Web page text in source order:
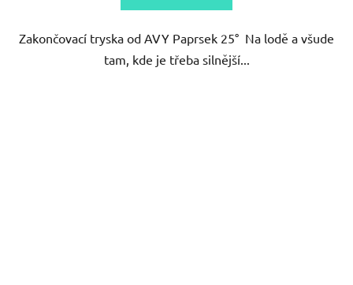
Zakončovací tryska od AVY Paprsek 25° Na lodě a všude
tam, kde je třeba silnější...